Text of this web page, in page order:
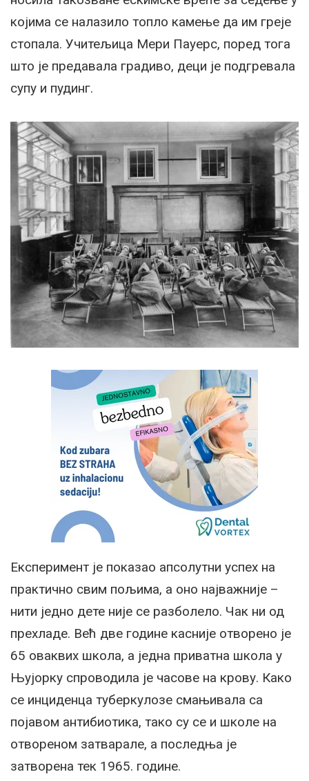
којима се налазило топло камење да им греје
стопала. Учитељица Мери Пауерс, поред тога
што је предавала градиво, деци је подгревала
супу и пудинг.
Експеримент је показао апсолутни успех на
практично свим пољима, а оно најважније –
нити једно дете није се разболело. Чак ни од
прехладе. Већ две године касније отворено је
65 оваквих школа, а једна приватна школа у
Њујорку спроводила је часове на крову. Како
се инциденца туберкулозе смањивала са
појавом антибиотика, тако су се и школе на
отвореном затварале, а последња је
затворена тек 1965. године.